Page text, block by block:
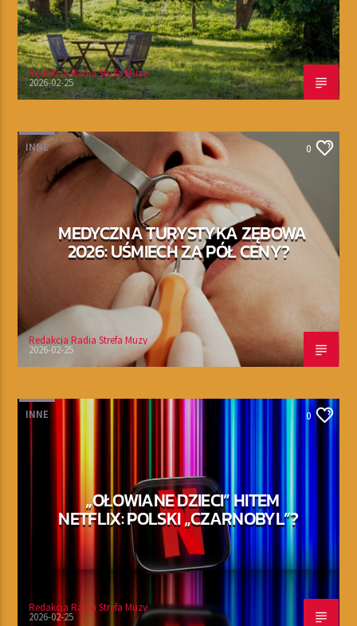
Redakcja Radia Strefa Muzy
2026-02-25
INNE 0
MEDYCZNA TURYSTYKA ZĘBOWA
2026: UŚMIECH ZA PÓŁ CENY?
Redakcja Radia Strefa Muzy
2026-02-25
INNE 0
„OŁOWIANE DZIECI” HITEM
NETFLIX: POLSKI „CZARNOBYL”?
Redakcja Radia Strefa Muzy
2026-02-25